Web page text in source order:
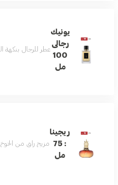
يونيك
رجالى
100
مل
عطر للرجال بنكهة
ريجينا
: 75
مل
مزيج راقٍ من الخوخ